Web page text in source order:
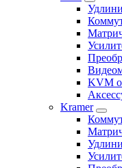
KVM
Kramer